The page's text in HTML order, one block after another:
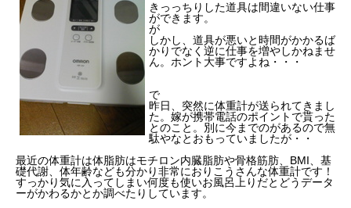
きっっちりした道具は間違いない仕事
ができます。
が
しかし、道具が悪いと時間がかかるば
かりでなく逆に仕事を増やしかねませ
ん。ホント大事ですよね・・・
で
昨日、突然に体重計が送られてきまし
た。嫁が携帯電話のポイントで貰った
とのこと。別に今までのがあるので無
駄やなとおもっていましたが・・
最近の体重計は体脂肪はモチロン内臓脂肪や骨格筋肪、BMI、基
礎代謝、体年齢なども分かり非常におりこうさんな体重計です！
すっかり気に入ってしまい何度も使いお風呂上りだとどうデータ
ーがかわるかとか調べたりしています。